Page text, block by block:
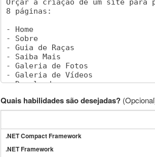
Quais habilidades são desejadas?
.NET Compact Framework
.NET Framework